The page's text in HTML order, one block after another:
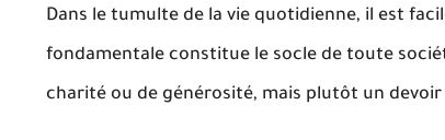
Dans le tumulte de la vie quotidienne, il est
fondamentale constitue le socle de toute
charité ou de générosité, mais plutôt un